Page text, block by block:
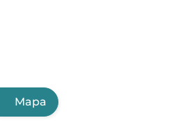
Mapa